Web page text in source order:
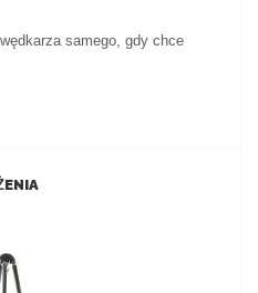
samego, gdy chce